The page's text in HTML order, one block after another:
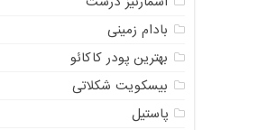
بادام زمینی
بهترین پودر کاکائو
بیسکویت شکلاتی
پاستیل